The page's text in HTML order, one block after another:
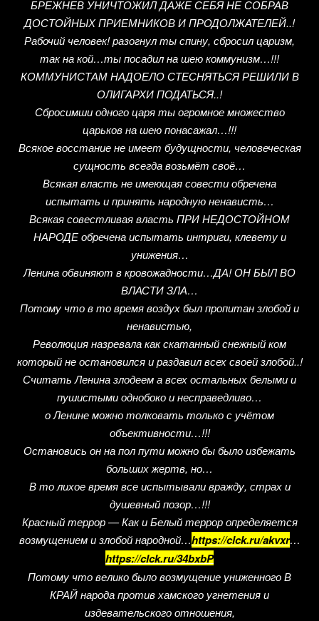
БРЕЖНЕВ УНИЧТОЖИЛ ДАЖЕ СЕБЯ НЕ СОБРАВ
ДОСТОЙНЫХ ПРИЕМНИКОВ И ПРОДОЛЖАТЕЛЕЙ..!
Рабочий человек! разогнул ты спину, сбросил царизм,
так на кой…ты посадил на шею коммунизм…!!!
КОММУНИСТАМ НАДОЕЛО СТЕСНЯТЬСЯ РЕШИЛИ В
ОЛИГАРХИ ПОДАТЬСЯ..!
Сбросимши одного царя ты огромное множество
царьков на шею понасажал…!!!
Всякое восстание не имеет будущности, человеческая
сущность всегда возьмёт своё…
Всякая власть не имеющая совести обречена
испытать и принять народную ненависть…
Всякая совестливая власть ПРИ НЕДОСТОЙНОМ
НАРОДЕ обречена испытать интриги, клевету и
унижения…
Ленина обвиняют в кровожадности…ДА! ОН БЫЛ ВО
ВЛАСТИ ЗЛА…
Потому что в то время воздух был пропитан злобой и
ненавистью,
Революция назревала как скатанный снежный ком
который не остановился и раздавил всех своей злобой..!
Считать Ленина злодеем а всех остальных белыми и
пушистыми однобоко и несправедливо…
о Ленине можно толковать только с учётом
объективности…!!!
Остановись он на пол пути можно бы было избежать
больших жертв, но…
В то лихое время все испытывали вражду, страх и
душевный позор…!!!
Красный террор — Как и Белый террор определяется
возмущением и злобой народной…https://clck.ru/akvxr…
https://clck.ru/34bxbP
Потому что велико было возмущение униженного В
КРАЙ народа против хамского угнетения и
издевательского отношения,